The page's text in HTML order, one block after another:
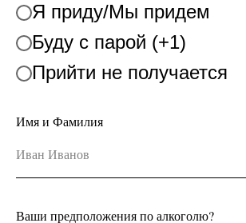
Я приду/Мы придем
Буду с парой (+1)
Прийти не получается
Имя и Фамилия
Ваши предположения по алкоголю?